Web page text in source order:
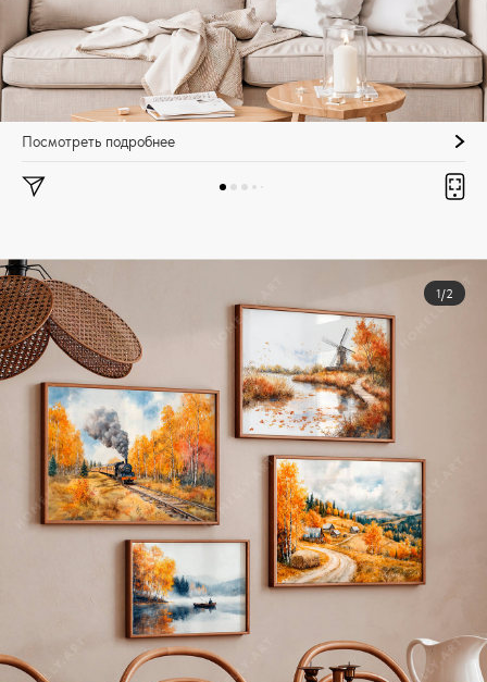
Посмотреть подробнее
1/2